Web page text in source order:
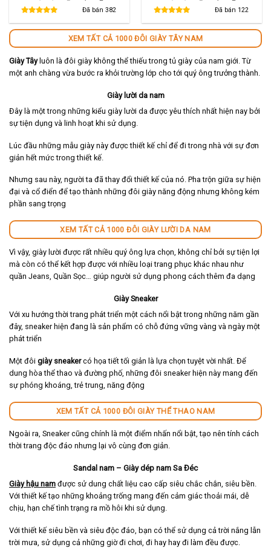
hiện
tại
Đã bán 382
hiện
tại
Đã bán 122
XEM TẤT CẢ 1000 ĐÔI GIÀY TÂY NAM
Giày Tâyluôn là đôi giày không thể thiếu trong tủ giày của nam giới. Từ
một anh chàng vừa bước ra khỏi trường lớp cho tới quý ông trưởng thành.
Giày lười da nam
Đây là một trong những kiểu giày lười da được yêu thích nhất hiện nay bởi
sự tiện dụng và linh hoạt khi sử dụng.
Lúc đầu những mẫu giày này được thiết kế chỉ để đi trong nhà với sự đơn
giản hết mức trong thiết kế.
Nhưng sau này, người ta đã thay đổi thiết kế của nó. Pha trộn giữa sự hiện
đại và cổ điển để tạo thành những đôi giày năng động nhưng không kém
phần sang trọng
XEM TẤT CẢ 1000 ĐÔI GIÀY LƯỜI DA NAM
Vì vậy, giày lười được rất nhiều quý ông lựa chọn, không chỉ bởi sự tiện lợi
mà còn có thể kết hợp được với nhiều loại trang phục khác nhau như
quần Jeans, Quần Sọc… giúp người sử dụng phong cách thêm đa dạng
Giày Sneaker
Với xu hướng thời trang phát triển một cách nổi bật trong những năm gần
đây, sneaker hiện đang là sản phẩm có chỗ đứng vững vàng và ngày một
phát triển
Một đôi giày sneakercó họa tiết tối giản là lựa chọn tuyệt vời nhất. Để
dung hòa thể thao và đường phố, những đôi sneaker hiện này mang đến
sự phóng khoáng, trẻ trung, năng động
XEM TẤT CẢ 1000 ĐÔI GIÀY THỂ THAO NAM
Ngoài ra, Sneaker cũng chính là một điểm nhấn nổi bật, tạo nên tính cách
thời trang độc đáo nhưng lại vô cùng đơn giản.
Sandal nam – Giày dép nam Sa Đéc
Giày hậu nam được sử dung chất liệu cao cấp siêu chắc chắn, siêu bền.
Với thiết kế tạo những khoảng trống mang đến cảm giác thoải mái, dễ
chịu, hạn chế tình trạng ra mồ hôi khi sử dụng.
Với thiết kế siêu bền và siêu độc đáo, bạn có thể sử dụng cả trời nắng lẫn
trời mưa, sử dụng cả những giờ đi chơi, đi hay hay đi làm đều được.